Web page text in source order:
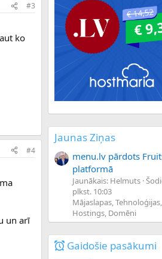
#3
ko
#4
un arī
Jaunas Ziņas
menu.lv pārdots
platformā
Jaunākais: Helmuts
plkst. 10:03
Mājaslapas, Tehnoloģijas,
Hostings, Domēni
Gaidošie pasākumi